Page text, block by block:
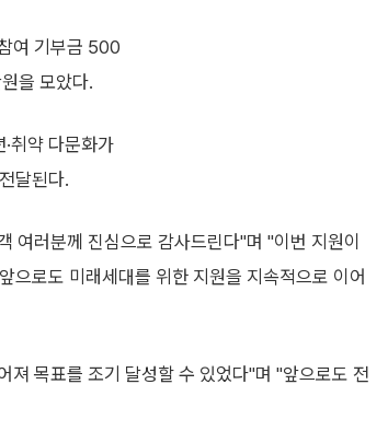
여 기부금 500
을 모았다.
취약 다문화가
달된다.
여러분께 진심으로 감사드린다"며 "이번 지원이
으로도 미래세대를 위한 지원을 지속적으로 이어
져 목표를 조기 달성할 수 있었다"며 "앞으로도 전